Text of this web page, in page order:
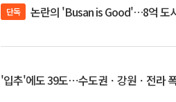
단독 논란의 'Busan is Good'…8억 도
'입추'에도 39도⋯수도권ㆍ강원ㆍ전라